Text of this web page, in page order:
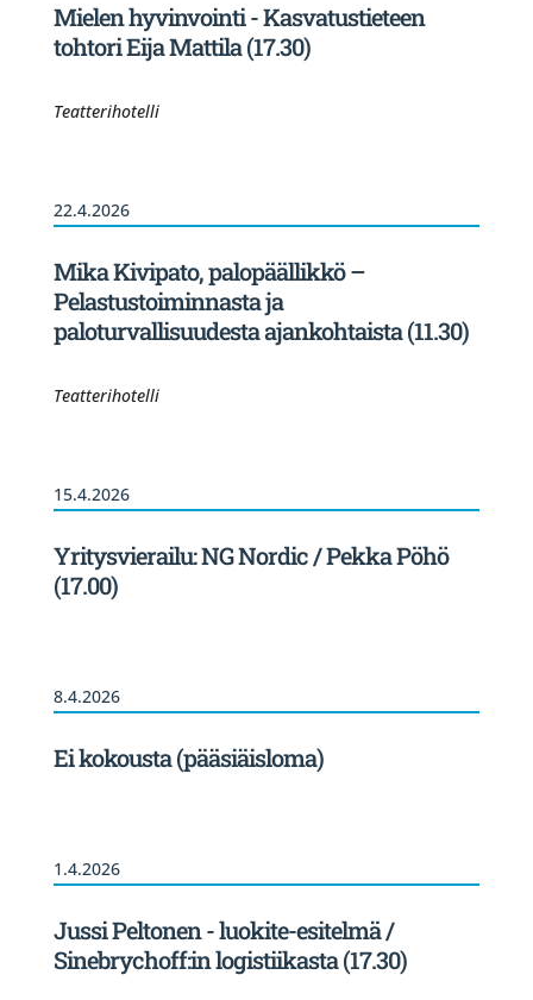
Mielen hyvinvointi - Kasvatustieteen
tohtori Eija Mattila (17.30)
Teatterihotelli
22.4.2026
Mika Kivipato, palopäällikkö –
Pelastustoiminnasta ja
paloturvallisuudesta ajankohtaista (11.30)
Teatterihotelli
15.4.2026
Yritysvierailu: NG Nordic / Pekka Pöhö
(17.00)
8.4.2026
Ei kokousta (pääsiäisloma)
1.4.2026
Jussi Peltonen - luokite-esitelmä /
Sinebrychoff:in logistiikasta (17.30)